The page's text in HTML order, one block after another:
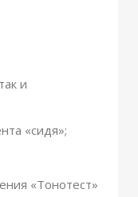
и
«сидя»;
«Тонотест»